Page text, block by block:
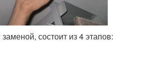
состоит из 4 этапов: